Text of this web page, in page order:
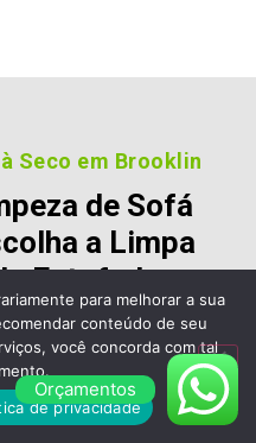
Seco em Brooklin
de Sofá
a Limpa
Estofados e
gostara dos nossos
veja alguns desses
Orçamentos
para melhorar a sua
conteúdo de seu
você concorda com tal
de privacidade